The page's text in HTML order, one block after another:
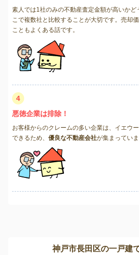
素人では1社のみの不動産査定金額が高いかど
こで複数社と比較することが大切です。売却
こともよくある話です。
4
悪徳企業は排除！
お客様からのクレームの多い企業は、イエウ
できるため、 優良な不動産会社が集まっていま
神戸市長田区の一戸建